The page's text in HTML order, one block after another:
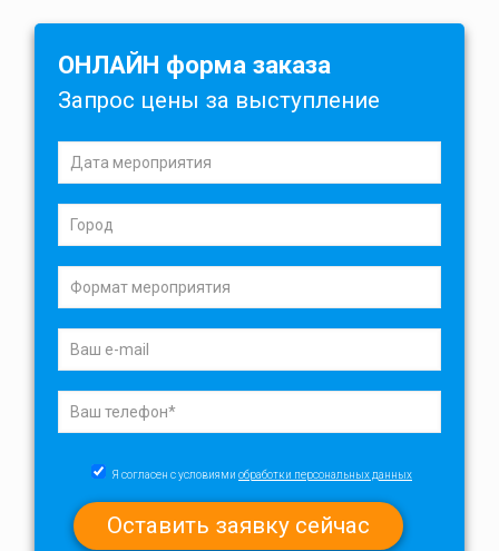
ОНЛАЙН форма заказа
Запрос цены за выступление
Я согласен с условиями обработки персональных данных